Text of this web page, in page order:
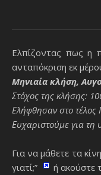
Ελπίζοντας πως η
ανταπόκριση εκ
Μηνιαία κλήση,
Στόχος της κλήσης:
Ελήφθησαν στο τέλος
Ευχαριστούμε για τη
Για να μάθετε τα
γιατί;”
ή ακούστε